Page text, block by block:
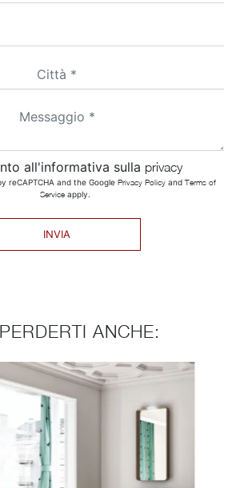
all'informativa sulla privacy
reCAPTCHA and the Google Privacy Policyand Terms of
Serviceapply.
INVIA
ANCHE: